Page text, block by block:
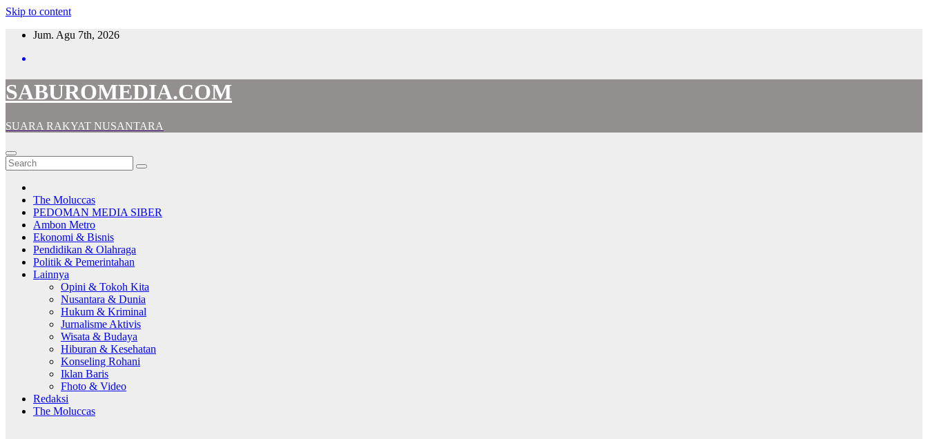
Skip to content
Jum. Agu 7th, 2026
SABUROMEDIA.COM
SUARA RAKYAT NUSANTARA
The Moluccas
PEDOMAN MEDIA SIBER
Ambon Metro
Ekonomi & Bisnis
Pendidikan & Olahraga
Politik & Pemerintahan
Lainnya
Opini & Tokoh Kita
Nusantara & Dunia
Hukum & Kriminal
Jurnalisme Aktivis
Wisata & Budaya
Hiburan & Kesehatan
Konseling Rohani
Iklan Baris
Fhoto & Video
Redaksi
The Moluccas